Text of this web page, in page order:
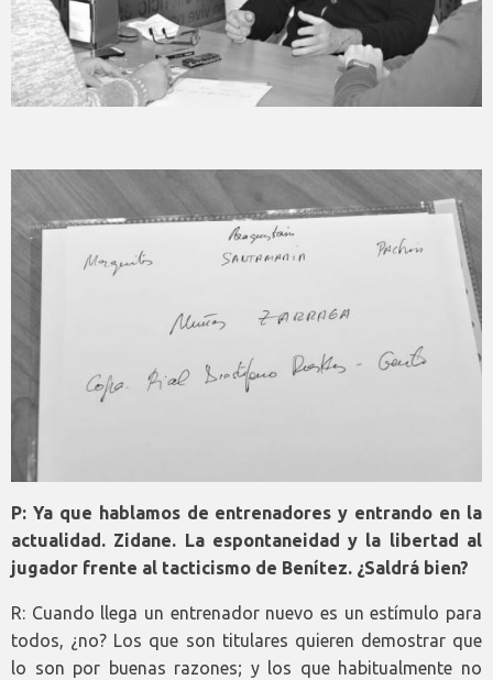
P: Ya que hablamos de entrenadores y entrando en la
actualidad. Zidane. La espontaneidad y la libertad al
jugador frente al tacticismo de Benítez. ¿Saldrá bien?
R: Cuando llega un entrenador nuevo es un estímulo para
todos, ¿no? Los que son titulares quieren demostrar que
lo son por buenas razones; y los que habitualmente no